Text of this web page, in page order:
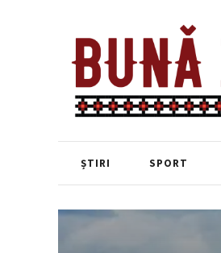
ȘTIRI SPORT